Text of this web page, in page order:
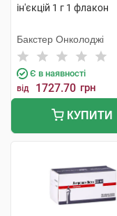
ін'єкцій 1 г 1 флакон
Бакстер Онколоджі
Є в наявності
від 1727.70 грн
КУПИТИ